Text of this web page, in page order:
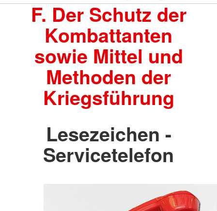
F. Der Schutz der
Kombattanten
sowie Mittel und
Methoden der
Kriegsführung
Lesezeichen -
Servicetelefon